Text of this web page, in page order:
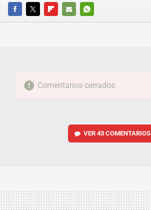
FACEBOOKTWITTERFLIPBOARD
E-
WHATSAPP
Comentarios cerrados
VER 43 COMENTARIOS